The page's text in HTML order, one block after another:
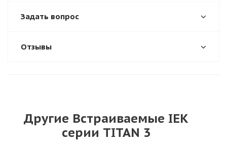
Задать вопрос
Отзывы
Другие Встраиваемые IEK
серии TITAN 3